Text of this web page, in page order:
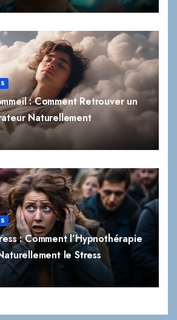
: Comment Retrouver un
Naturellement
: Comment l’Hypnothérapie
le Stress